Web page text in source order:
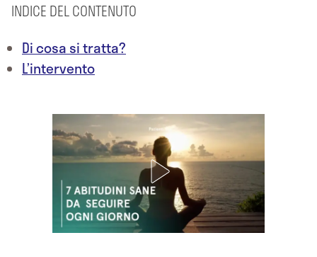
INDICE DEL CONTENUTO
Di cosa si tratta?
L’intervento